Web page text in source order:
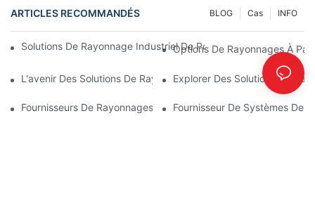
ARTICLES RECOMMANDÉS INFO
Cas
BLOG
Solutions De Rayonnage Industriel De Pointe Pour Une Gestion
Options De Rayonnages À
L'avenir Des Solutions De Rayonnages Pour Palettes :
Explorer Des Solutions De
Fournisseurs De Rayonnages D'entrepôt : Les Points À Prendre
Fournisseur De Systèmes De